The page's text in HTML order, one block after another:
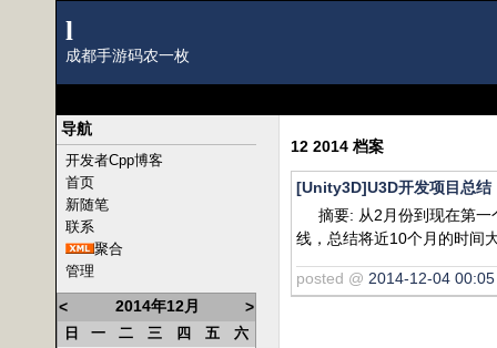
l
成都手游码农一枚
导航
开发者Cpp博客
首页
新随笔
联系
聚合
管理
< 2014年12月 >
日 一 二 三 四 五 六
12 2014 档案
[Unity3D]U3D开发项目总结
摘要: 从2月份到现在第一
线，总结将近10个月的时间
posted @ 2014-12-04 00:05